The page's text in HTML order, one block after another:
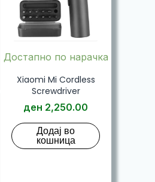
Достапно по нарачка
Xiaomi Mi Cordless
Screwdriver
ден 2,250.00
Додај во
кошница